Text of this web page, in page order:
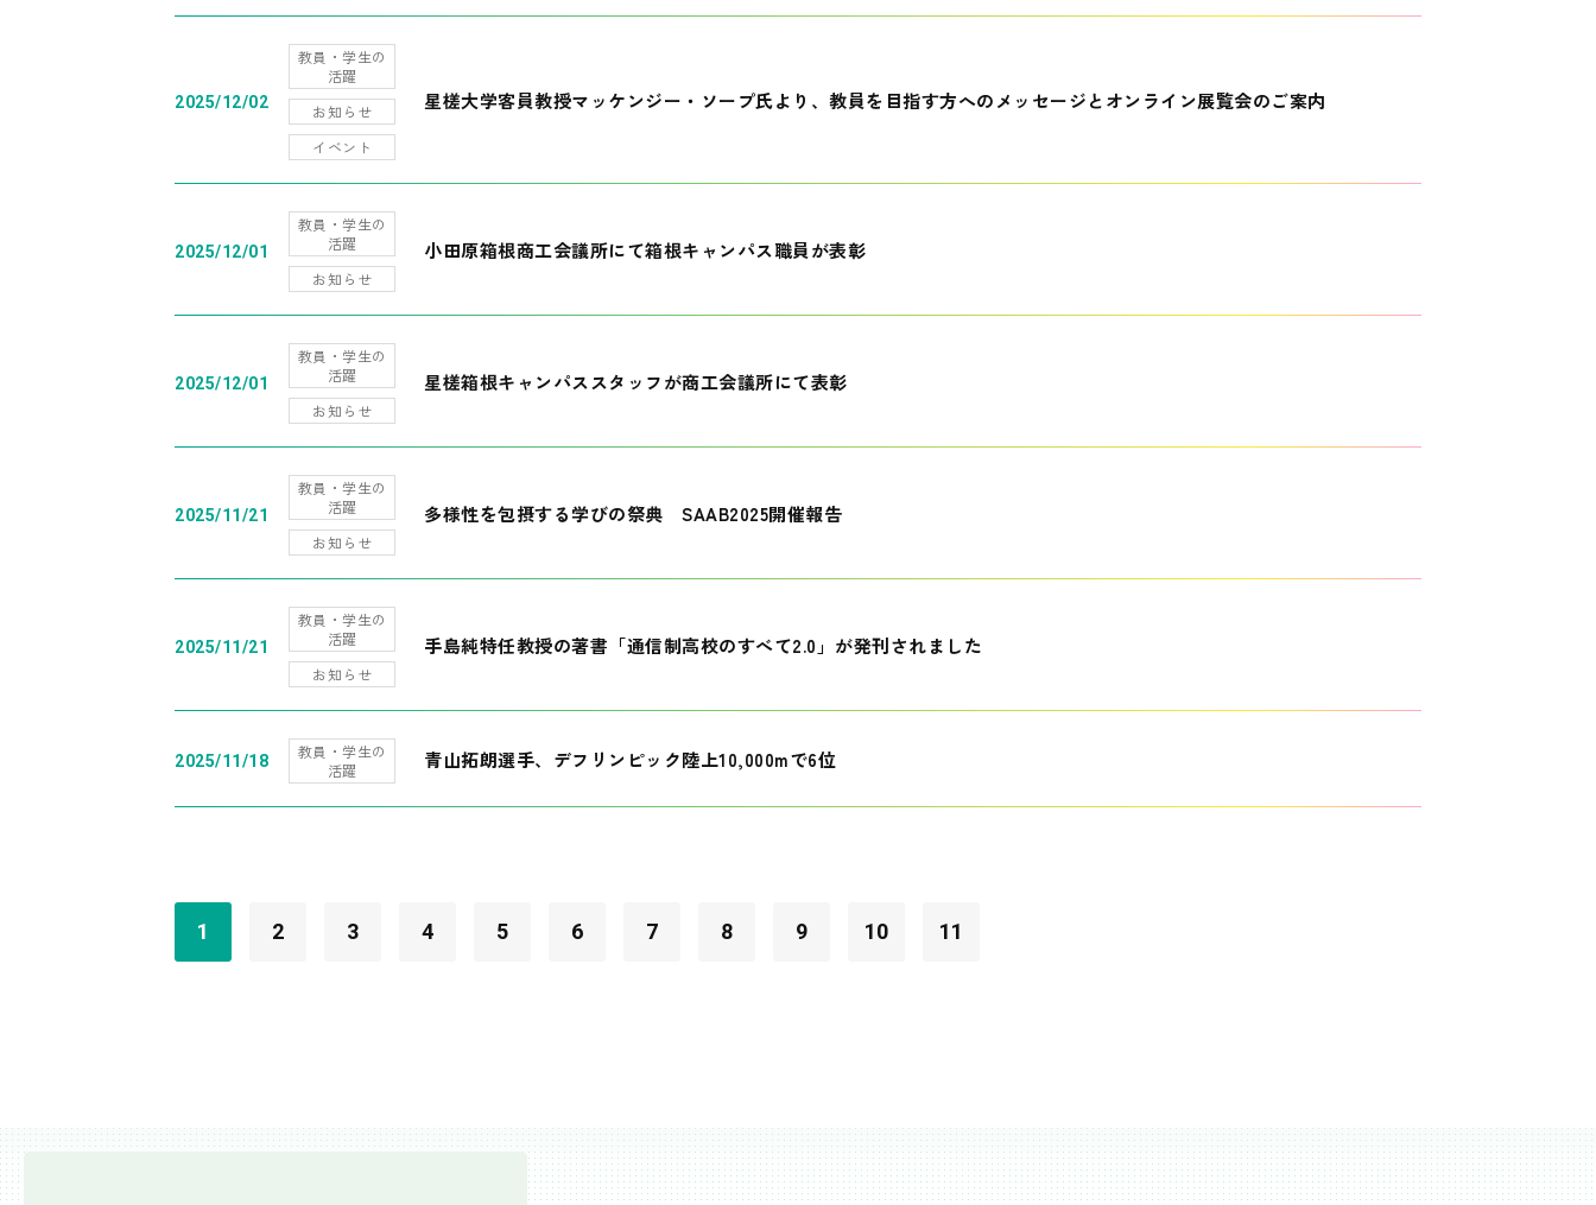
2025/12/02
教員・学生の
活躍
お知らせ
イベント
星槎大学客員教授マッケンジー・ソープ氏より、教員を目指す方へのメッセージとオンライン展覧会のご案内
2025/12/01
教員・学生の
活躍
お知らせ
小田原箱根商工会議所にて箱根キャンパス職員が表彰
2025/12/01
教員・学生の
活躍
お知らせ
星槎箱根キャンパススタッフが商工会議所にて表彰
2025/11/21
教員・学生の
活躍
お知らせ
多様性を包摂する学びの祭典 SAAB2025開催報告
2025/11/21
教員・学生の
活躍
お知らせ
手島純特任教授の著書「通信制高校のすべて2.0」が発刊されました
2025/11/18
教員・学生の
活躍
青山拓朗選手、デフリンピック陸上10,000mで6位
1 2 3 4 5 6 7 8 9 10 11